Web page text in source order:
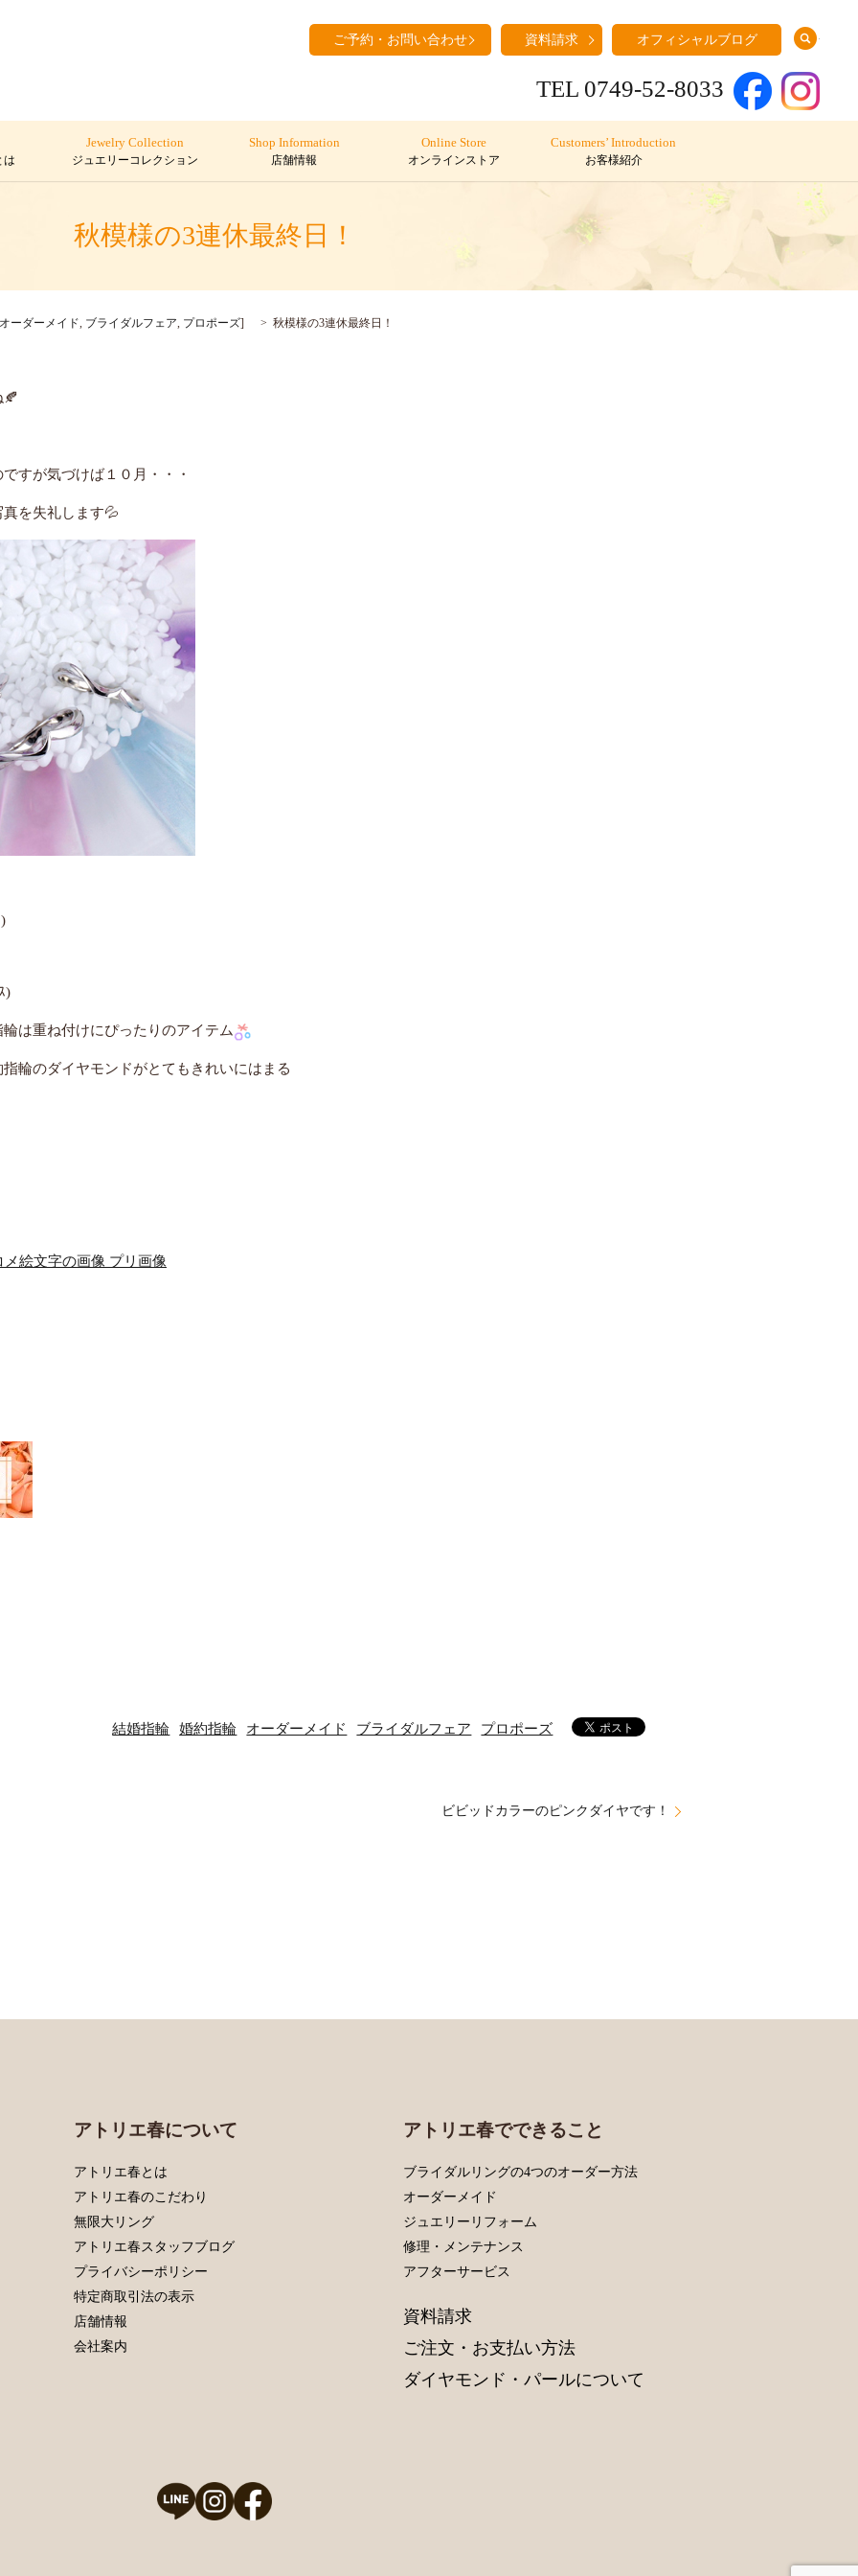
ご予約・お問い合わせ 資料請求 オフィシャルブログ
TEL 0749-52-8033
は
Jewelry Collection
ジュエリーコレクション
Shop Information
店舗情報
Online Store
オンラインストア
Customers’ Introduction
お客様紹介
秋模様の3連休最終日！
オーダーメイド ブライダルフェア プロポーズ] 秋模様の3連休最終日！
🍂
すが気づけば１０月・・・
を失礼します💦
)
は重ね付けにぴったりのアイテム
輪のダイヤモンドがとてもきれいにはまる
結婚指輪 婚約指輪 オーダーメイド ブライダルフェア プロポーズ
ビビッドカラーのピンクダイヤです！
アトリエ春について
アトリエ春とは
アトリエ春のこだわり
無限大リング
アトリエ春スタッフブログ
プライバシーポリシー
特定商取引法の表示
店舗情報
会社案内
アトリエ春でできること
ブライダルリングの4つのオーダー方法
オーダーメイド
ジュエリーリフォーム
修理・メンテナンス
アフターサービス
資料請求
ご注文・お支払い方法
ダイヤモンド・パールについて